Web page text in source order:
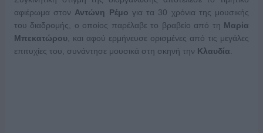
αφιέρωμα στον Αντώνη Ρέμο για τα 30 χρόνια της μουσικής
του διαδρομής, ο οποίος παρέλαβε το βραβείο από τη Μαρία
Μπεκατώρου , και αφού ερμήνευσε ορισμένες από τις μεγάλες
επιτυχίες του, συνάντησε μουσικά στη σκηνή την Κλαυδία